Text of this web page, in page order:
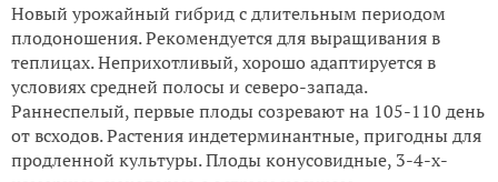
Новый урожайный гибрид с длительным периодом
плодоношения. Рекомендуется для выращивания в
теплицах. Неприхотливый, хорошо адаптируется в
условиях средней полосы и северо-запада.
Раннеспелый, первые плоды созревают на 105-110 день
от всходов. Растения индетерминантные, пригодны для
продленной культуры. Плоды конусовидные, 3-4-х-